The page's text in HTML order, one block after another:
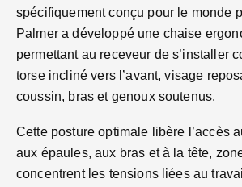
spécifiquement conçu pour le monde
Palmer a développé une chaise
permettant au receveur de s’installer
torse incliné vers l’avant, visage
coussin, bras et genoux soutenus.
Cette posture optimale libère l’accès
aux épaules, aux bras et à la tête,
concentrent les tensions liées au